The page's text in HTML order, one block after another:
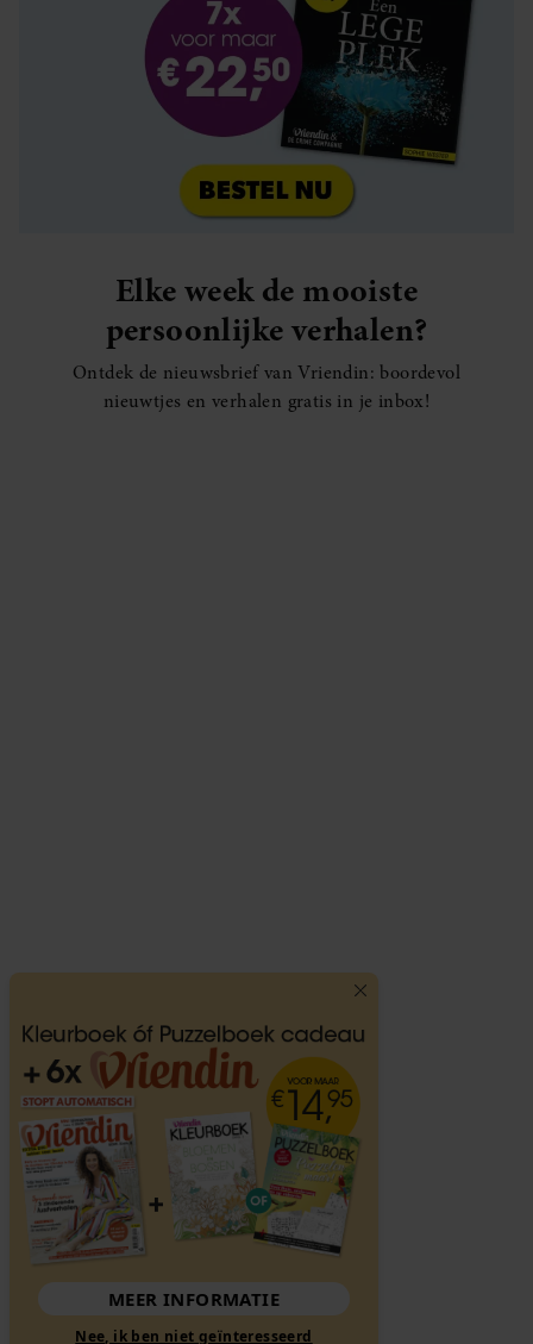
Elke week de mooiste
persoonlijke verhalen?
Ontdek de nieuwsbrief van Vriendin: boordevol
nieuwtjes en verhalen gratis in je inbox!
MEER INFORMATIE
Nee, ik ben niet geïnteresseerd